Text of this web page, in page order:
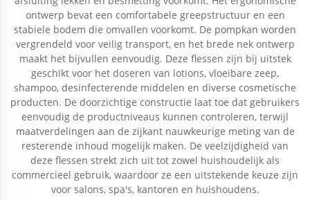
ontwerp bevat een comfortabele greepstructuur en een
stabiele bodem die omvallen voorkomt. De pompkan worden
vergrendeld voor veilig transport, en het brede nek ontwerp
maakt het bijvullen eenvoudig. Deze flessen zijn bij uitstek
geschikt voor het doseren van lotions, vloeibare zeep,
shampoo, desinfecterende middelen en diverse cosmetische
producten. De doorzichtige constructie laat toe dat gebruikers
eenvoudig de productniveaus kunnen controleren, terwijl
maatverdelingen aan de zijkant nauwkeurige meting van de
resterende inhoud mogelijk maken. De veelzijdigheid van
deze flessen strekt zich uit tot zowel huishoudelijk als
commercieel gebruik, waardoor ze een uitstekende keuze zijn
voor salons, spa's, kantoren en huishoudens.